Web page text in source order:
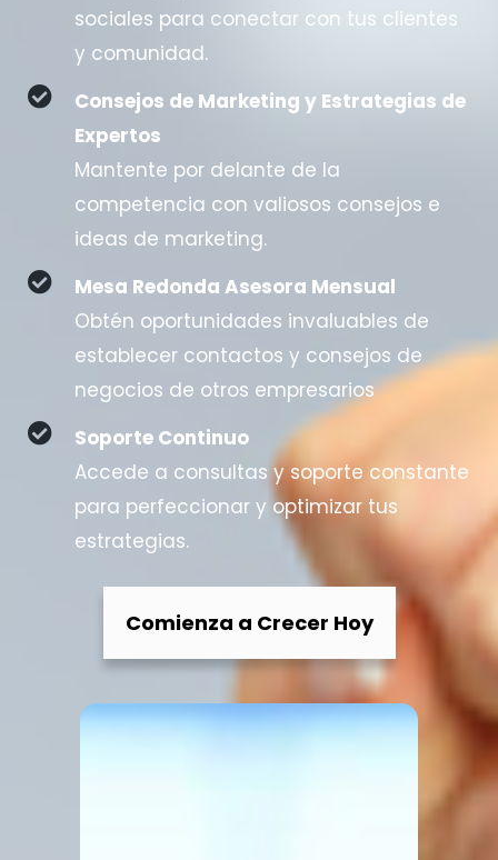
sociales para conectar con tus clientes
y comunidad.
Consejos de Marketing y Estrategias de
Expertos
Mantente por delante de la
competencia con valiosos consejos e
ideas de marketing.
Mesa Redonda Asesora Mensual
Obtén oportunidades invaluables de
establecer contactos y consejos de
negocios de otros empresarios
Soporte Continuo
Accede a consultas y soporte constante
para perfeccionar y optimizar tus
estrategias.
Comienza a Crecer Hoy